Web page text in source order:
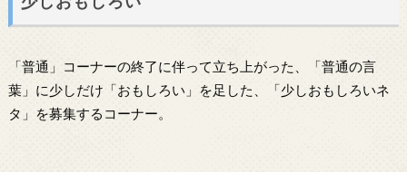
「普通」コーナーの終了に伴って立ち上がった、「普通の言
葉」に少しだけ「おもしろい」を足した、「少しおもしろいネ
タ」を募集するコーナー。